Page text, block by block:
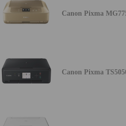
Canon Pixma
Canon Pixma